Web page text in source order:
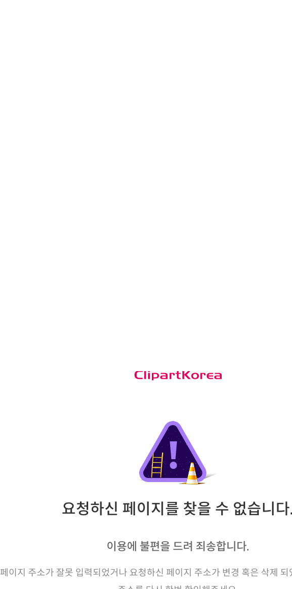
요청하신 페이지를 찾을 수 없습니다.
이용에 불편을 드려 죄송합니다.
페이지 주소가 잘못 입력되었거나 요청하신 페이지 주소가 변경 혹은 삭제 되